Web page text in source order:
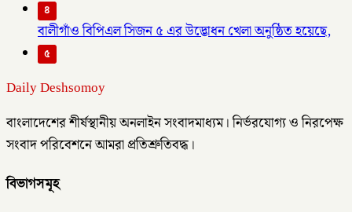
৪
বালীগাঁও বিপিএল সিজন ৫ এর উদ্ভোধন খেলা অনুষ্ঠিত হয়েছে,
৫
Daily Deshsomoy
বাংলাদেশের শীর্ষস্থানীয় অনলাইন সংবাদমাধ্যম। নির্ভরযোগ্য ও নিরপেক্ষ
সংবাদ পরিবেশনে আমরা প্রতিশ্রুতিবদ্ধ।
বিভাগসমূহ